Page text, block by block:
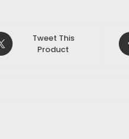
Tweet This
Product